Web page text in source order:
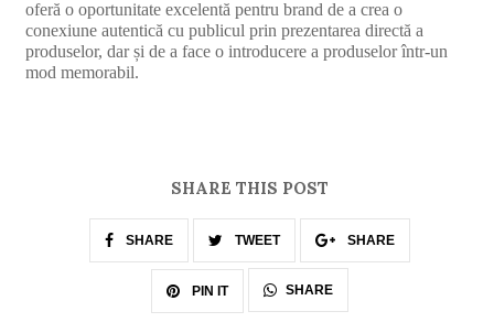
oferă o oportunitate excelentă pentru brand de a crea o
conexiune autentică cu publicul prin prezentarea directă a
produselor, dar și de a face o introducere a produselor într-un
mod memorabil.
SHARE THIS POST
SHARE TWEET SHARE
PIN IT SHARE